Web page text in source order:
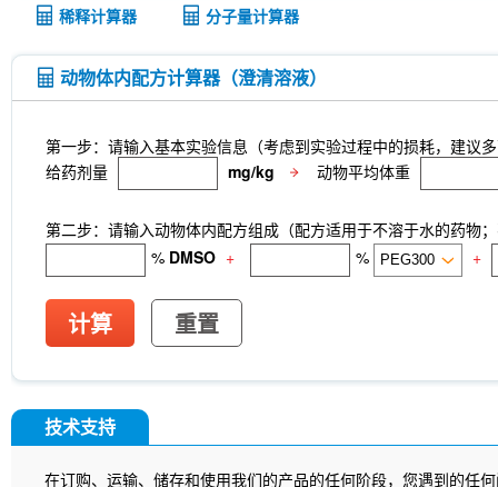
稀释计算器 分子量计算器
动物体内配方计算器（澄清溶液）
第一步：请输入基本实验信息（考虑到实验过程中的损耗，建议
给药剂量
mg/kg 动物平均体重
第二步：请输入动物体内配方组成（配方适用于不溶于水的药物
% DMSO + % +
计算 重置
技术支持
在订购、运输、储存和使用我们的产品的任何阶段，您遇到的任